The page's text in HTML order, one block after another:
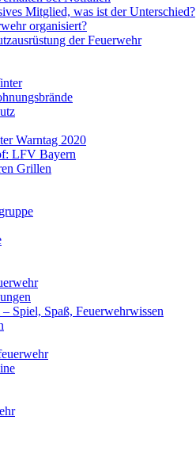
Mitglied, was ist der Unterschied?
organisiert?
der Feuerwehr
Warntag 2020
LFV Bayern
Grillen
Spiel, Spaß, Feuerwehrwissen